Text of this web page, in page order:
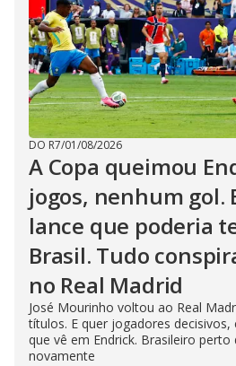
DO R7/01/08/2026
A Copa queimou
jogos, nenhum gol.
lance que poderia
Brasil. Tudo
no Real Madrid
José Mourinho voltou ao Real
títulos. E quer jogadores
que vê em Endrick. Brasileiro
novamente